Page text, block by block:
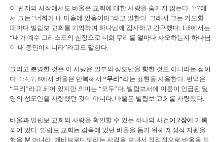
이 편지의 시작에서도 바울은 교회에 대한 사랑을 숨기지 않는다. 1:7에
서 그는 “너희가 내 마음에 있음이며”라고 말한다. 그래서 그는 기도할
때마다 빌립보 교회를 기억하며 하나님께 감사하고 간구했다. 1:8에서는
“내가 예수 그리스도의 심장으로 너희 무리를 얼마나 사모하는지 하나님
이 내 증인이시니라”라고도 말한다.
그리고 분명한 것은 이 사랑은 일부의 성도만을 향한 것도 아니라는 점이
다. 1:4, 7, 8에서 바울은 반복해서 “무리”라는 표현을 사용한다. 번역은
“무리”라고 되어 있지만 의미는 “모두”다. 빌립보서에 이름이 언급된 몇
명의 성도만을 사랑했던 것이 아니다. 바울은 빌립보 교회를 사랑했다.
바울과 빌립보 교회의 사랑을 확인할 수 있는 하나의 사건이 2장에 기록
되어 있다. 빌립보 교회는 감옥에 있던 바울을 돕기 위해 재정적 지원을
했을 뿐 아니라, 에바브로디도라는 사람을 보내서 직접적으로 바울을 도